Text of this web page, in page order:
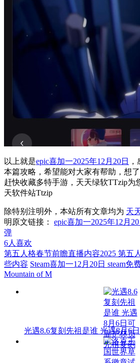
以上就是epic喜加一2025年12月20日
本篇攻略，希望能对大家有帮助，想
赶快收藏多特手游，天天绿软TTzip为
天软件站Ttzip
除特别注明外，本站所有文章均为 天
明原文链接： epic喜加一2025年12月
弹
6人喜欢
第五人格春节前瞻直播内容2025 第五
些内容 Steam喜加一12月20日 steam免
Mountain of M
光遇8.6复刻先祖是谁 光遇8月6